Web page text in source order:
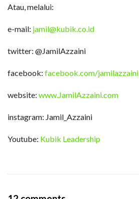
Atau, melalui:
e-mail: jamil@kubik.co.id
twitter: @JamilAzzaini
facebook: facebook.com/jamilazzaini
website: www.JamilAzzaini.com
instagram: Jamil_Azzaini
Youtube: Kubik Leadership